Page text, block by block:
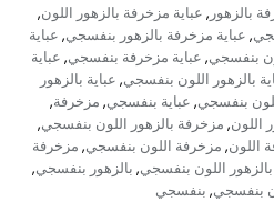
بالزهور , عباية مزخرفة بالزهور اللون,
, عباية مزخرفة بالزهور بنفسجي, عباية
بنفسجي, عباية مزخرفة بنفسجي, عباية
بالزهور اللون بنفسجي, عباية بالزهور
بنفسجي, عباية بنفسجي, مزخرفة,
اللون, مزخرفة بالزهور اللون بنفسجي,
اللون, مزخرفة اللون بنفسجي, مزخرفة
بالزهور اللون بنفسجي, بالزهور بنفسجي,
بنفسجي, بنفسجي